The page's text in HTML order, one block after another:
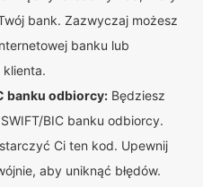
bank. Zazwyczaj możesz
banku lub
klienta.
banku odbiorcy: Będziesz
BIC banku odbiorcy.
Ci ten kod. Upewnij
aby uniknąć błędów.